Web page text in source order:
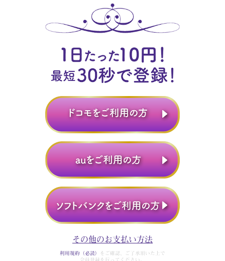
その他のお支払い方法
利用規約（必読）
をご確認、ご了承頂いた上で
会員登録を行ってください。